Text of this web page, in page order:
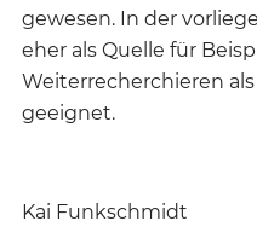
gewesen. In der
eher als Quelle für
Weiterrecherchieren
geeignet.
Kai Funkschmidt